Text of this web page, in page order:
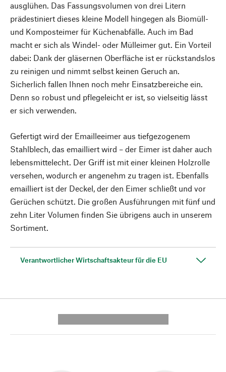
ausglühen. Das Fassungsvolumen von drei Litern
prädestiniert dieses kleine Modell hingegen als Biomüll-
und Komposteimer für Küchenabfälle. Auch im Bad
macht er sich als Windel- oder Mülleimer gut. Ein Vorteil
dabei: Dank der gläsernen Oberfläche ist er rückstandslos
zu reinigen und nimmt selbst keinen Geruch an.
Sicherlich fallen Ihnen noch mehr Einsatzbereiche ein.
Denn so robust und pflegeleicht er ist, so vielseitig lässt
er sich verwenden.
Gefertigt wird der Emailleeimer aus tiefgezogenem
Stahlblech, das emailliert wird – der Eimer ist daher auch
lebensmittelecht. Der Griff ist mit einer kleinen Holzrolle
versehen, wodurch er angenehm zu tragen ist. Ebenfalls
emailliert ist der Deckel, der den Eimer schließt und vor
Gerüchen schützt. Die großen Ausführungen mit fünf und
zehn Liter Volumen finden Sie übrigens auch in unserem
Sortiment.
Verantwortlicher Wirtschaftsakteur für die EU